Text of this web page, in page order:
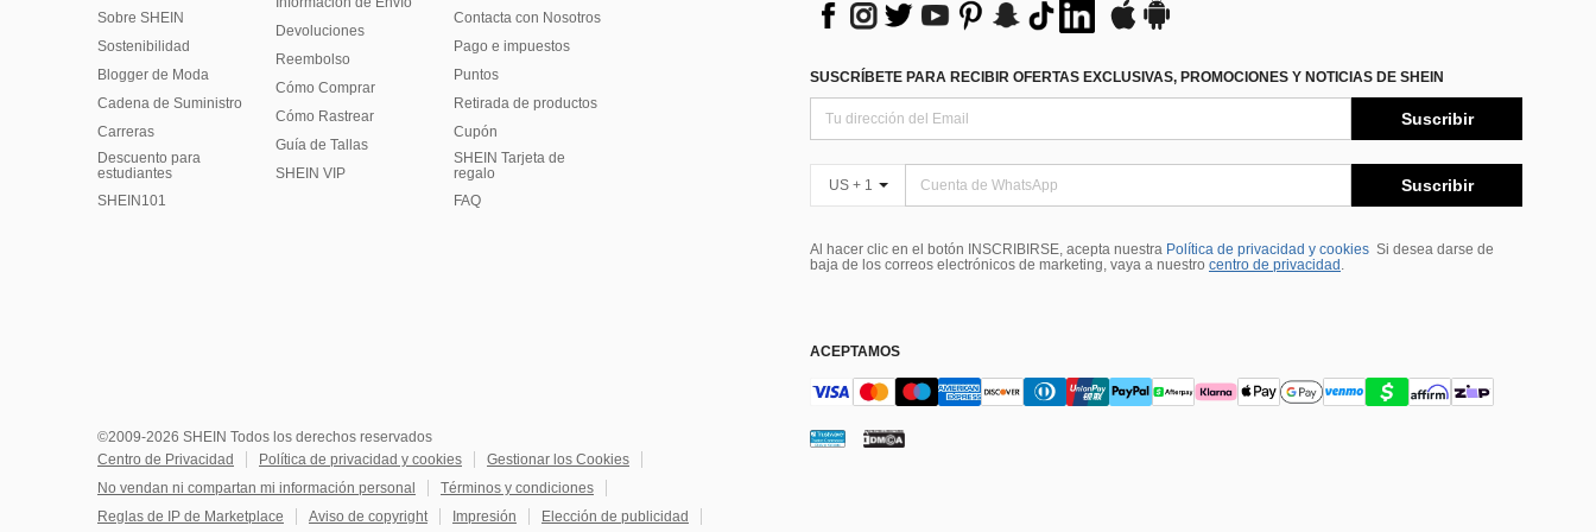
Sobre SHEIN
Sostenibilidad
Blogger de Moda
Cadena de Suministro
Carreras
Descuento para
estudiantes
SHEIN101
Devoluciones
Reembolso
Cómo Comprar
Cómo Rastrear
Guía de Tallas
SHEIN VIP
Contacta con Nosotros
Pago e impuestos
Puntos
Retirada de productos
Cupón
SHEIN Tarjeta de
regalo
FAQ
SUSCRÍBETE PARA RECIBIR OFERTAS EXCLUSIVAS, PROMOCIONES Y NOTICIAS DE SHEIN
Suscribir
US + 1 Suscribir
Al hacer clic en el botón INSCRIBIRSE, acepta nuestra Política de privacidad y cookies Si desea darse de
baja de los correos electrónicos de marketing, vaya a nuestro centro de privacidad .
ACEPTAMOS
©2009-2026 SHEIN Todos los derechos reservados
Centro de Privacidad
Política de privacidad y cookies
Gestionar los Cookies
No vendan ni compartan mi información personal
Términos y condiciones
Reglas de IP de Marketplace
Aviso de copyright Impresión Elección de publicidad